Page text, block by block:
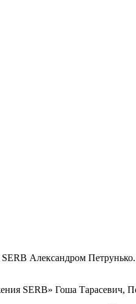
Александром
SERB» Гоша Тарасевич,